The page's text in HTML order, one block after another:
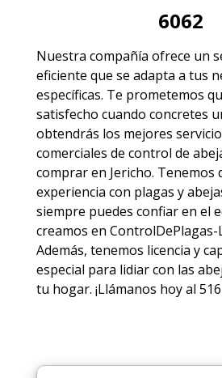
6062
Nuestra compañía ofrece un
eficiente que se adapta a tus
específicas. Te prometemos
satisfecho cuando concretes
obtendrás los mejores
comerciales de control de
comprar en Jericho. Tenemos
experiencia con plagas y
siempre puedes confiar en el
creamos en ControlDePlagas-
Además, tenemos licencia y
especial para lidiar con las
tu hogar. ¡Llámanos hoy al